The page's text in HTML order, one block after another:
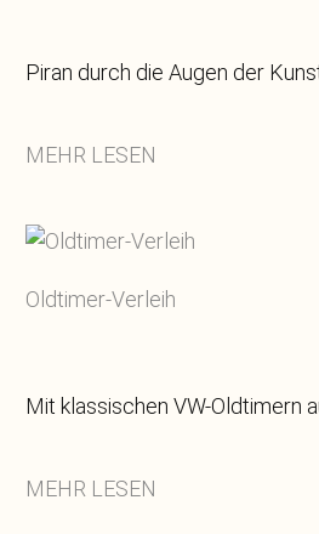
Piran durch die Augen der
MEHR LESEN
Oldtimer-Verleih
Mit klassischen VW-Oldtimern
MEHR LESEN